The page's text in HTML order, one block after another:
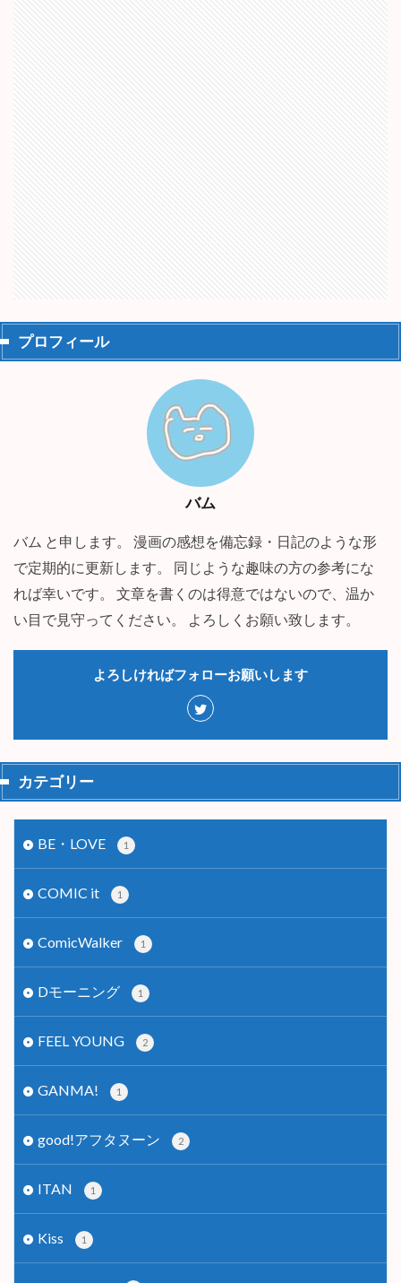
プロフィール
バム
バム と申します。 漫画の感想を備忘録・日記のような形
で定期的に更新します。 同じような趣味の方の参考にな
れば幸いです。 文章を書くのは得意ではないので、温か
い目で見守ってください。 よろしくお願い致します。
よろしければフォローお願いします
カテゴリー
BE・LOVE 1
COMIC it 1
ComicWalker 1
Dモーニング 1
FEEL YOUNG 2
GANMA! 1
good!アフタヌーン 2
ITAN 1
Kiss 1